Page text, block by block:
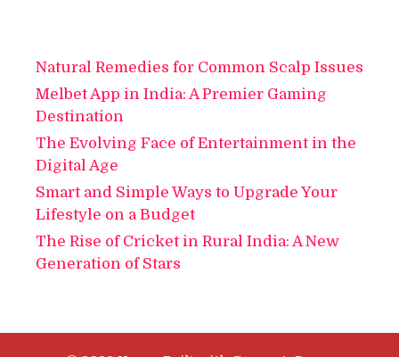
Natural Remedies for Common Scalp Issues
Melbet App in India: A Premier Gaming
Destination
The Evolving Face of Entertainment in the
Digital Age
Smart and Simple Ways to Upgrade Your
Lifestyle on a Budget
The Rise of Cricket in Rural India: A New
Generation of Stars